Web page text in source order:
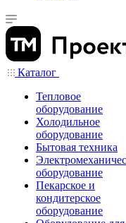
Каталог
Тепловое
оборудование
Холодильное
оборудование
Бытовая техника
оборудование
Пекарское и
кондитерское
оборудование